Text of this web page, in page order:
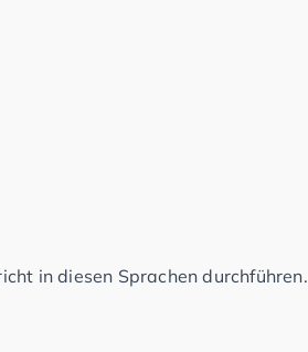
in diesen Sprachen durchführen.